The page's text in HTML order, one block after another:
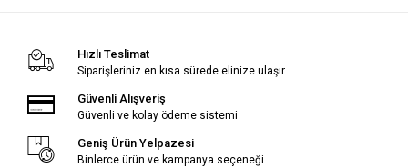
Hızlı Teslimat
Siparişleriniz en kısa sürede elinize ulaşır.
Güvenli Alışveriş
Güvenli ve kolay ödeme sistemi
Geniş Ürün Yelpazesi
Binlerce ürün ve kampanya seçeneği